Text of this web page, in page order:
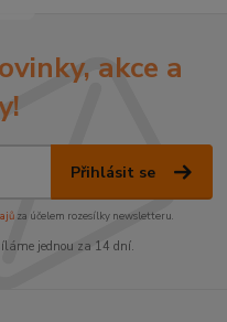
akce a
Přihlásit se
za účelem rozesílky newsletteru.
jednou za 14 dní.